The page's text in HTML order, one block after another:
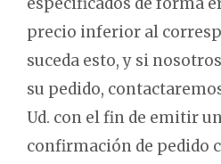
especificados de forma
precio inferior al
suceda esto, y si
su pedido,
Ud. con el fin de emitir
confirmación de pedido